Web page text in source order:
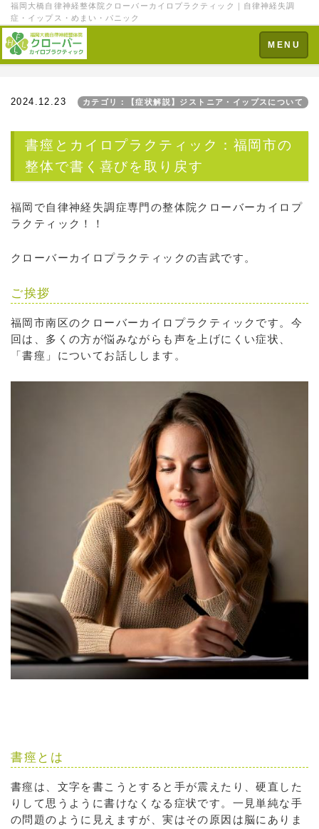
福岡大橋自律神経整体院クローバーカイロプラクティック｜自律神経失調
症・イップス・めまい・パニック
Toggle
navigation
MENU
2024.12.23 カテゴリ：【症状解説】ジストニア・イップスについて
書痙とカイロプラクティック：福岡市の
整体で書く喜びを取り戻す
福岡で自律神経失調症専門の整体院クローバーカイロプ
ラクティック！！
クローバーカイロプラクティックの吉武です。
ご挨拶
福岡市南区のクローバーカイロプラクティックです。今
回は、多くの方が悩みながらも声を上げにくい症状、
「書痙」についてお話しします。
書痙とは
書痙は、文字を書こうとすると手が震えたり、硬直した
りして思うように書けなくなる症状です。一見単純な手
の問題のように見えますが、実はその原因は脳にありま